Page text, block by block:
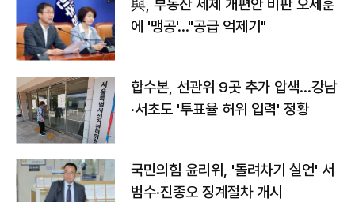
與, 부동산 세제 개편안 비판 오세훈
에 '맹공'…"공급 억제기"
합수본, 선관위 9곳 추가 압색…강남
·서초도 '투표율 허위 입력' 정황
국민의힘 윤리위, '돌려차기 실언' 서
범수·진종오 징계절차 개시